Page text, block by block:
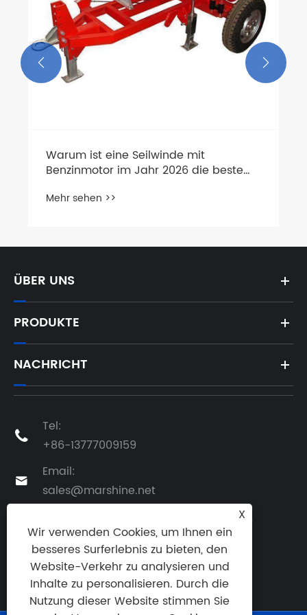
 
ÜBER UNS
PRODUKTE
NACHRICHT

Tel:
+86-13777009159

Email:
sales@marshine.net

Adresse: Nr. 1, Changjiang South Road,
Beilun, Ningbo, Zhejiang, China
X
Wir verwenden Cookies, um Ihnen ein
besseres Surferlebnis zu bieten, den
Website-Verkehr zu analysieren und
Inhalte zu personalisieren. Durch die
Nutzung dieser Website stimmen Sie